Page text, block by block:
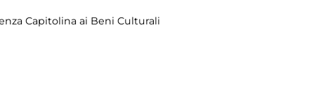
Capitolina ai Beni Culturali